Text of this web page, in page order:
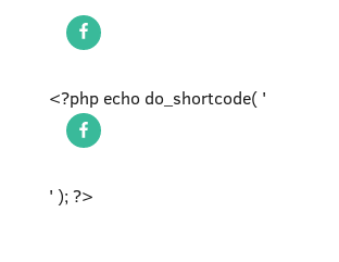
<?php echo do_shortcode( '
' ); ?>